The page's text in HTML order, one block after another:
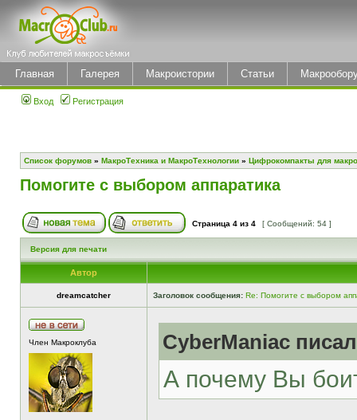
Главная Галерея Макроистории Статьи
Вход Регистрация
Список форумов » МакроТехника и МакроТехнологии » Цифрокомпакты для
Помогите с выбором аппаратика
Страница 4 из 4 [ Сообщений: 54 ]
Версия для печати
Автор
dreamcatcher Заголовок сообщения: Re: Помогите с выбором
Член Макроклуба CyberManiac
А почему Вы